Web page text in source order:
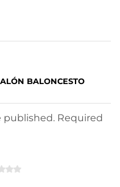
BALONCESTO
published. Required